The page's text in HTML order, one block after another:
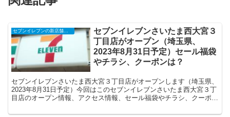
セブンイレブンさいたま西大宮３
丁目店がオープン（埼玉県、
2023年8月31日予定）セール福袋
やチラシ、クーポンは？
セブンイレブンさいたま西大宮３丁目店がオープンします（埼玉県、
2023年8月31日予定）今回はこのセブンイレブンさいたま西大宮３丁
目店のオープン情報、アクセス情報、セール福袋やチラシ、クーポン